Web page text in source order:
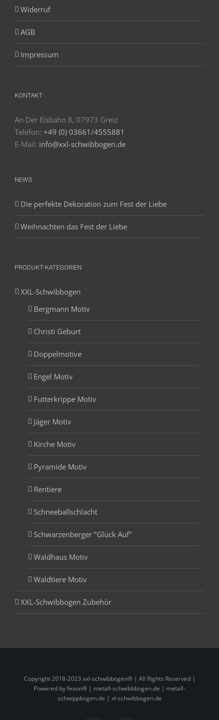
Widerruf
AGB
Impressum
KONTAKT
An Der Eisbahn 8, 07973 Greiz
Telefon: +49 (0) 03661/4555881
E-Mail: info@xxl-schwibbogen.de
NEWS
Die perfekte Dekoration zum Fest der Liebe
Weihnachten das Fest der Liebe
PRODUKT-KATEGORIEN
XXL-Schwibbogen
Bergmann Motiv
Christi Geburt
Doppelmotive
Engel Motiv
Futterkrippe Motiv
Jäger Motiv
Kirche Motiv
Pyramide Motiv
Rentiere
Schneeballschlacht
Schwarzenberger "Glück Auf"
Waldhaus Motiv
Waldtiere Motiv
XXL-Schwibbogen Zubehör
Copyright 2018-2023 xxl-schwibbogen® | All Rights Reserved |
Powered by fexon® | metall-schwibbbogen.de | metall-
schwippbogen.de | xl-schwibbogen.de